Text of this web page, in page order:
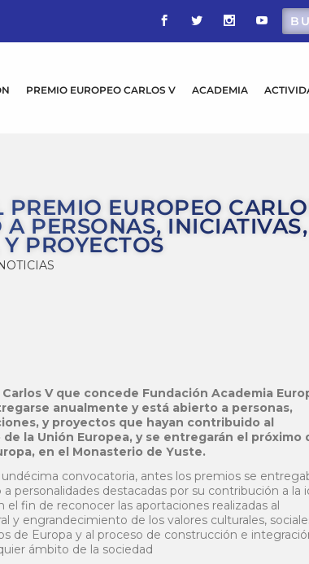
PREMIO EUROPEO CARLOS V ACADEMIA
EUROPEO
PERSONAS, INICIATIVAS,
PROYECTOS
Carlos V que concede Fundación Academia
anualmente y está abierto a personas,
y proyectos que hayan contribuido al
la Unión Europea, y se entregarán el próximo
en el Monasterio de Yuste.
convocatoria, antes los premios se
a personalidades destacadas por su contribución a la
el fin de reconocer las aportaciones realizadas al
y engrandecimiento de los valores culturales,
de Europa y al proceso de construcción e
ámbito de la sociedad